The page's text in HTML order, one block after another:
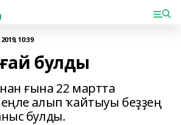
10:39
булды
ғына 22 мартта
алып ҡайтыуы беҙҙең
булды.